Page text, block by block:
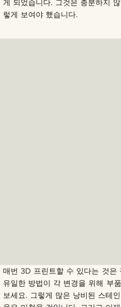
게 되었습니다. 그것은 충분하지
렇게 보여야 했습니다.
매번 3D 프린트할 수 있다는 것은
유일한 방법이 각 변경을 위해 부
보세요. 그렇게 많은 낭비된 스테